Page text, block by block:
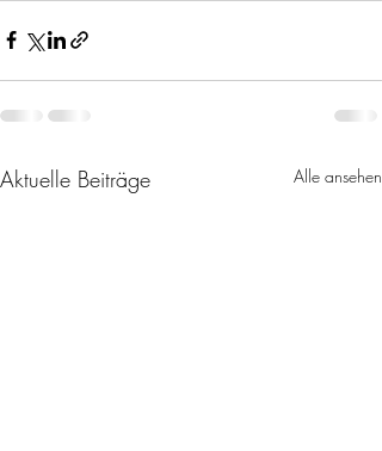
Aktuelle Beiträge Alle ansehen